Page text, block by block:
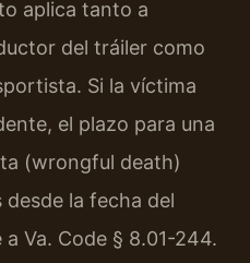
aplica tanto a
del tráiler como
Si la víctima
el plazo para una
(wrongful death)
la fecha del
Va. Code § 8.01-244.